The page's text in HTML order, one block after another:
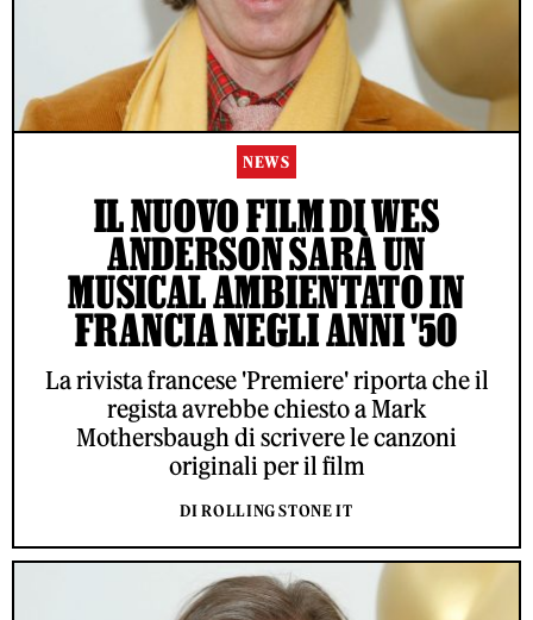
NEWS
IL NUOVO FILM DI WES
ANDERSON SARÀ UN
MUSICAL AMBIENTATO IN
FRANCIA NEGLI ANNI '50
La rivista francese 'Premiere' riporta che il
regista avrebbe chiesto a Mark
Mothersbaugh di scrivere le canzoni
originali per il film
DI ROLLING STONE IT